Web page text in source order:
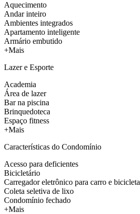
Aquecimento
Andar inteiro
Ambientes integrados
Apartamento inteligente
Armário embutido
+Mais
Lazer e Esporte
Academia
Área de lazer
Bar na piscina
Brinquedoteca
Espaço fitness
+Mais
Características do Condomínio
Acesso para deficientes
Bicicletário
Carregador eletrônico para carro e bicicleta
Coleta seletiva de lixo
Condomínio fechado
+Mais